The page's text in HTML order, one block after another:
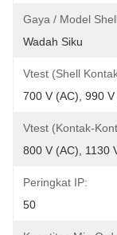
Gaya / Model
Wadah Siku
Vtest (shell
700 V (AC), 990 V
Vtest (kontak-
800 V (AC), 1130
Peringkat IP:
50